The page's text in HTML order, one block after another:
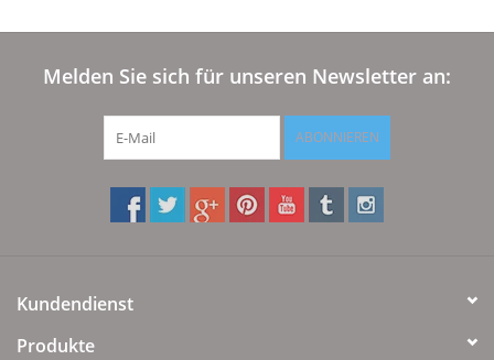
Melden Sie sich für unseren Newsletter an:
ABONNIEREN
Kundendienst
Produkte